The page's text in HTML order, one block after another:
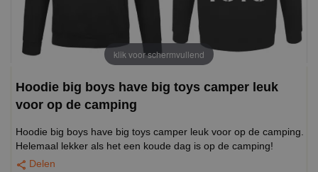
klik voor schermvullend
Hoodie big boys have big toys camper leuk
voor op de camping
Hoodie big boys have big toys camper leuk voor op de camping.
Helemaal lekker als het een koude dag is op de camping!
Delen